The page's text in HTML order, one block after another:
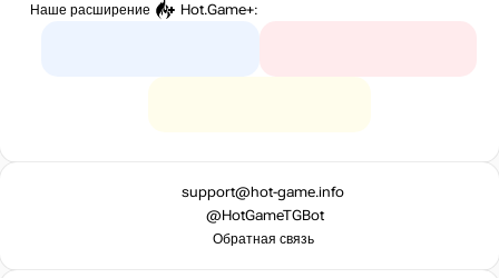
Наше расширение
Hot.Game+:
support@hot-game.info
@HotGameTGBot
Обратная связь